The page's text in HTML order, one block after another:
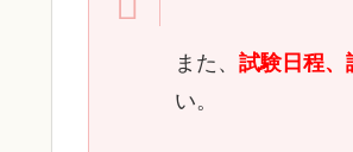
また、 試験日程、
い。